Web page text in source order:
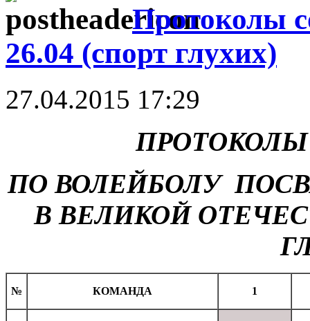
Протоколы
26.04 (спорт глухих)
27.04.2015 17:29
ПО ВОЛЕЙБОЛУ
В ВЕЛИКОЙ
№ КОМАНДА 1